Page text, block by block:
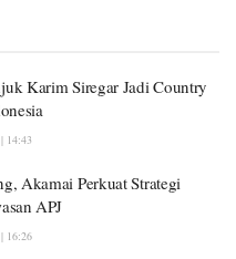
Karim Siregar Jadi Country
14:43
Akamai Perkuat Strategi
APJ
16:26